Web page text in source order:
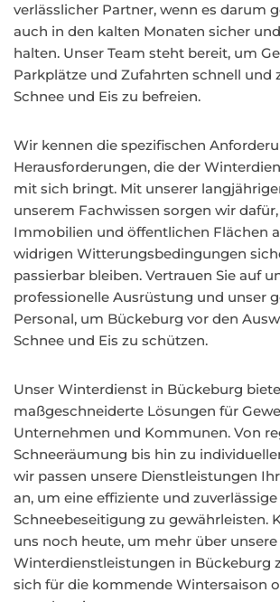
verlässlicher Partner, wenn es darum
auch in den kalten Monaten sicher
halten. Unser Team steht bereit, um
Parkplätze und Zufahrten schnell und
Schnee und Eis zu befreien.
Wir kennen die spezifischen
Herausforderungen, die der
mit sich bringt. Mit unserer
unserem Fachwissen sorgen wir
Immobilien und öffentlichen Flächen
widrigen Witterungsbedingungen
passierbar bleiben. Vertrauen Sie auf
professionelle Ausrüstung und unser
Personal, um Bückeburg vor den
Schnee und Eis zu schützen.
Unser Winterdienst in Bückeburg
maßgeschneiderte Lösungen für
Unternehmen und Kommunen. Von
Schneeräumung bis hin zu
wir passen unsere Dienstleistungen
an, um eine effiziente und zuverlässige
Schneebeseitigung zu gewährleisten.
uns noch heute, um mehr über unsere
Winterdienstleistungen in Bückeburg
sich für die kommende Wintersaison